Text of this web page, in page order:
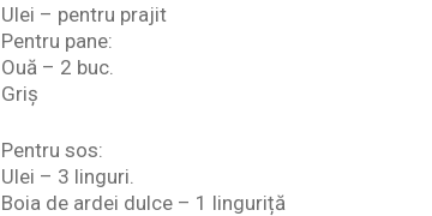
Ulei – pentru prajit
Pentru pane:
Ouă – 2 buc.
Griş
Pentru sos:
Ulei – 3 linguri.
Boia de ardei dulce – 1 linguriță